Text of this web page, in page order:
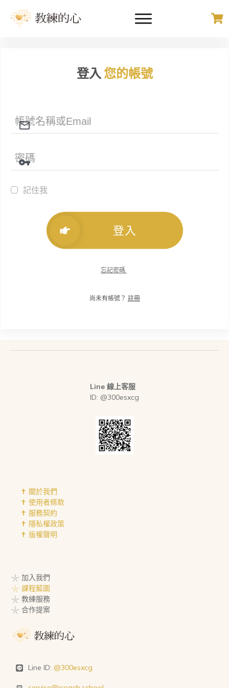
登入您的帳號
記住我
登入
忘記密碼
尚未有帳號？ 註冊
Line 線上客服
ID: @300esxcg
✝︎ 關於我們
✝︎ 使用者條款
✝︎ 服務契約
✝︎ 隱私權政策
✝︎ 版權聲明
𓇼 加入我們
𓇼 課程藍圖
𓇼 教練服務
𓇼 合作提案
Line ID: @300esxcg